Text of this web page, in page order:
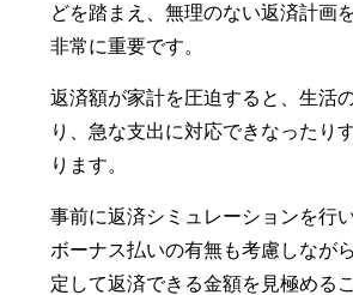
どを踏まえ、無理のない返済計画
非常に重要です。
返済額が家計を圧迫すると、生活
り、急な支出に対応できなったり
ります。
事前に返済シミュレーションを行
ボーナス払いの有無も考慮しなが
定して返済できる金額を見極める